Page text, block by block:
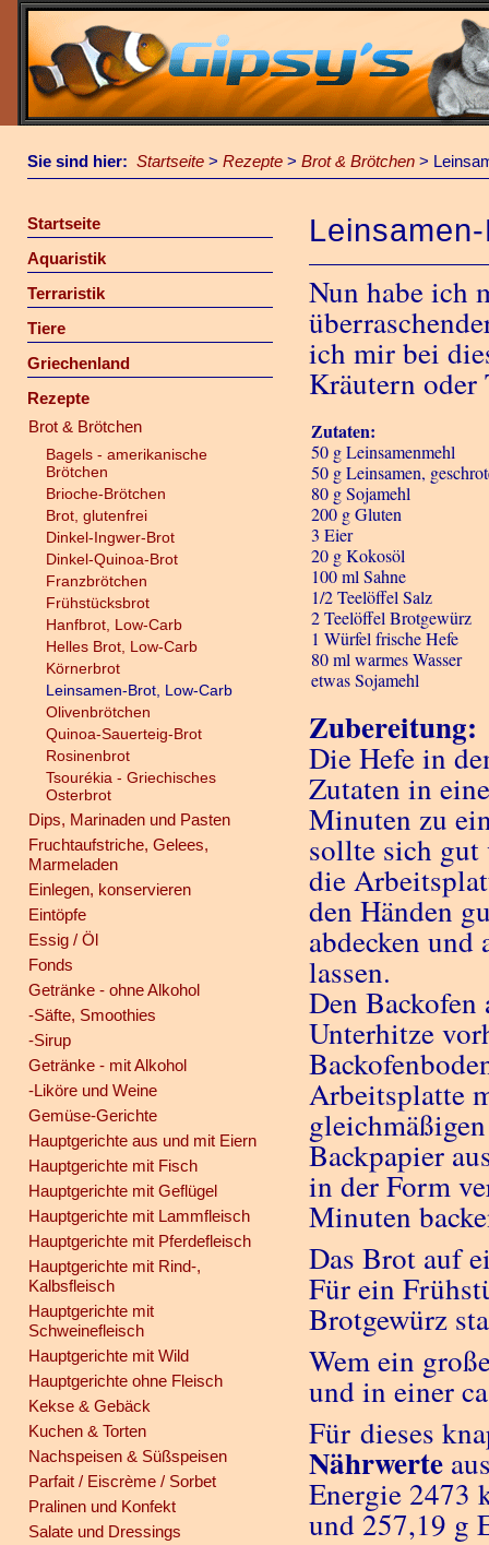
Sie sind hier: Startseite > Rezepte > Brot & Brötchen >
Startseite
Aquaristik
Terraristik
Tiere
Griechenland
Rezepte
Brot & Brötchen
Bagels - amerikanische
Brötchen
Brioche-Brötchen
Brot, glutenfrei
Dinkel-Ingwer-Brot
Dinkel-Quinoa-Brot
Franzbrötchen
Frühstücksbrot
Hanfbrot, Low-Carb
Helles Brot, Low-Carb
Körnerbrot
Leinsamen-Brot, Low-Carb
Olivenbrötchen
Quinoa-Sauerteig-Brot
Rosinenbrot
Tsourékia - Griechisches
Osterbrot
Dips, Marinaden und Pasten
Fruchtaufstriche, Gelees,
Marmeladen
Einlegen, konservieren
Eintöpfe
Essig / Öl
Fonds
Getränke - ohne Alkohol
-Säfte, Smoothies
-Sirup
Getränke - mit Alkohol
-Liköre und Weine
Gemüse-Gerichte
Hauptgerichte aus und mit Eiern
Hauptgerichte mit Fisch
Hauptgerichte mit Geflügel
Hauptgerichte mit Lammfleisch
Hauptgerichte mit Pferdefleisch
Hauptgerichte mit Rind-,
Kalbsfleisch
Hauptgerichte mit
Schweinefleisch
Hauptgerichte mit Wild
Hauptgerichte ohne Fleisch
Kekse & Gebäck
Kuchen & Torten
Nachspeisen & Süßspeisen
Parfait / Eiscrème / Sorbet
Pralinen und Konfekt
Salate und Dressings
Nun habe ich
ich mir bei
Kräutern oder
Zutaten:
50 g Leinsamenmehl
50 g Leinsamen,
80 g Sojamehl
200 g Gluten
3 Eier
20 g Kokosöl
100 ml Sahne
1/2 Teelöffel Salz
2 Teelöffel Brotgewürz
1 Würfel frische Hefe
80 ml warmes Wasser
etwas Sojamehl
Zubereitung:
Die Hefe in
Zutaten in
Minuten zu
sollte sich gut
die
den Händen
abdecken
lassen.
Den
Unterhitze
Arbeitsplatte
Backpapier
in der Form
Minuten
Das Brot auf
Für ein
Brotgewürz
Wem ein
und in einer
Für dieses
Nährwerte
Energie 2473
und 257,19 g